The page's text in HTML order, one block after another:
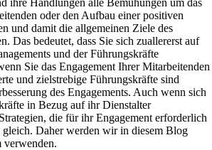
oder den Aufbau einer positiven
und damit die allgemeinen Ziele des
Das bedeutet, dass Sie sich zuallererst auf
und der Führungskräfte
Sie das Engagement Ihrer Mitarbeitenden
und zielstrebige Führungskräfte sind
des Engagements. Auch wenn sich
in Bezug auf ihr Dienstalter
die für ihr Engagement erforderlich
Daher werden wir in diesem Blog
verwenden.